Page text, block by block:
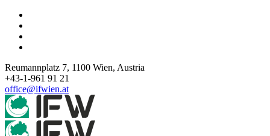
Reumannplatz 7, 1100 Wien, Austria
+43-1-961 91 21
office@ifwien.at